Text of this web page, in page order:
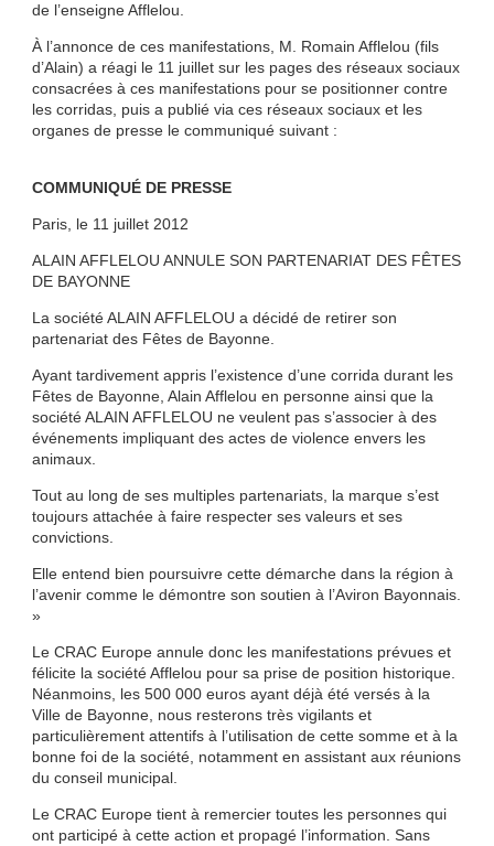
de l’enseigne Afflelou.
À l’annonce de ces manifestations, M. Romain Afflelou (fils
d’Alain) a réagi le 11 juillet sur les pages des réseaux sociaux
consacrées à ces manifestations pour se positionner contre
les corridas, puis a publié via ces réseaux sociaux et les
organes de presse le communiqué suivant :
COMMUNIQUÉ DE PRESSE
Paris, le 11 juillet 2012
ALAIN AFFLELOU ANNULE SON PARTENARIAT DES FÊTES
DE BAYONNE
La société ALAIN AFFLELOU a décidé de retirer son
partenariat des Fêtes de Bayonne.
Ayant tardivement appris l’existence d’une corrida durant les
Fêtes de Bayonne, Alain Afflelou en personne ainsi que la
société ALAIN AFFLELOU ne veulent pas s’associer à des
événements impliquant des actes de violence envers les
animaux.
Tout au long de ses multiples partenariats, la marque s’est
toujours attachée à faire respecter ses valeurs et ses
convictions.
Elle entend bien poursuivre cette démarche dans la région à
l’avenir comme le démontre son soutien à l’Aviron Bayonnais.
»
Le CRAC Europe annule donc les manifestations prévues et
félicite la société Afflelou pour sa prise de position historique.
Néanmoins, les 500 000 euros ayant déjà été versés à la
Ville de Bayonne, nous resterons très vigilants et
particulièrement attentifs à l’utilisation de cette somme et à la
bonne foi de la société, notamment en assistant aux réunions
du conseil municipal.
Le CRAC Europe tient à remercier toutes les personnes qui
ont participé à cette action et propagé l’information. Sans